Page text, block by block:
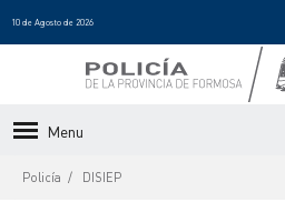
10 de Agosto de 2026
Menu
Policía DISIEP